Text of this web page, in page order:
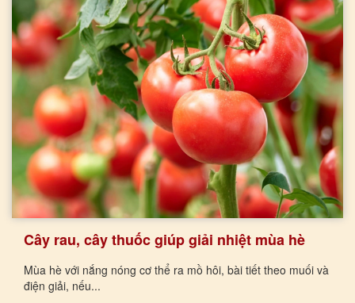
Cây rau, cây thuốc giúp giải nhiệt mùa hè
Mùa hè với nắng nóng cơ thể ra mồ hôi, bài tiết theo muối và
điện giải, nếu...